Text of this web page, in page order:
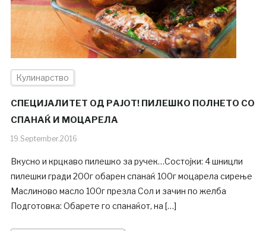
Кулинарство
СПЕЦИЈАЛИТЕТ ОД РАЈОТ! ПИЛЕШКО ПОЛНЕТО СО
СПАНАЌ И МОЦАРЕЛА
19.September.2016
Вкусно и крцкаво пилешко за ручек…Состојки: 4 шницли
пилешки гради 200г обарен спанаќ 100г моцарела сирење
Маслиново масло 100г презла Сол и зачин по желба
Подготовка: Обарете го спанаќот, на […]